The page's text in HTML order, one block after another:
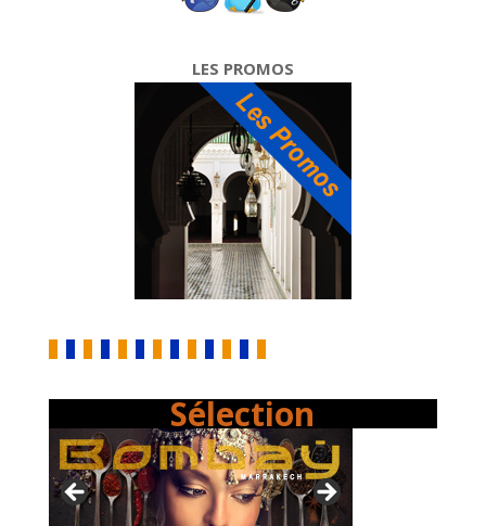
LES PROMOS
Sélection